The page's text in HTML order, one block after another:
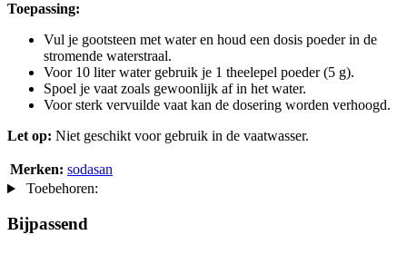
Toepassing:
Vul je gootsteen met water en houd een dosis poeder in de
stromende waterstraal.
Voor 10 liter water gebruik je 1 theelepel poeder (5 g).
Spoel je vaat zoals gewoonlijk af in het water.
Voor sterk vervuilde vaat kan de dosering worden verhoogd.
Let op: Niet geschikt voor gebruik in de vaatwasser.
Merken: sodasan
Toebehoren:
Bijpassend